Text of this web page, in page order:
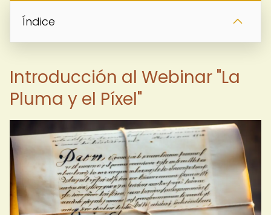
Índice
Introducción al Webinar "La
Pluma y el Píxel"